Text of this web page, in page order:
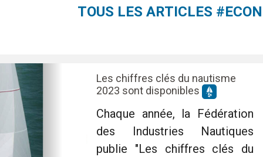
TOUS LES ARTICLES
Les chiffres clés du nautisme
2023 sont disponibles
Chaque année, la Fédération
des Industries Nautiques
publie "Les chiffres clés du